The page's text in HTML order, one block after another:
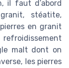
il faut d’abord
stéatite,
en granit
malt dont on
les pierres